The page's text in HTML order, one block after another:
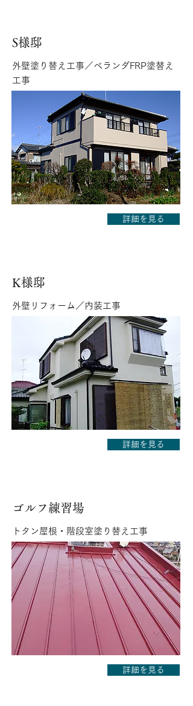
S様邸
外壁塗り替え工事／ベランダFRP塗替え
工事
詳細を見る
K様邸
外壁リフォーム／内装工事
詳細を見る
ゴルフ練習場
トタン屋根・階段室塗り替え工事
詳細を見る